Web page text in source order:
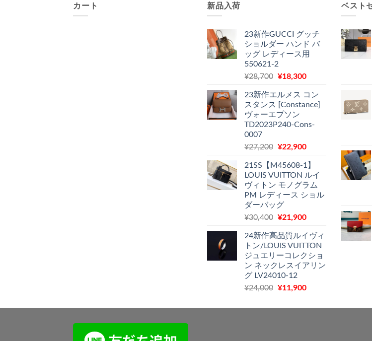
カート 新品入荷
23新作GUCCI グッチ
ショルダー ハンド バ
ッグ レディース用
550621-2
¥28,700 元
価
格
は
¥28,700
し
¥18,300現
の
価
は
で
す。
23新作エルメス コン
スタンス [Constance]
ヴォーエプソン
TD2023P240-Cons-
0007
¥27,200 元
価
格
は
¥27,200
で
し
た。
¥22,900現
の
価
格
は
で
す。
21SS【M45608-1】
LOUIS VUITTON ルイ
ヴィトン モノグラム
PM レディース ショル
ダーバッグ
¥30,400 元
価
格
¥30,400
で
し
¥21,900現
の
価
格
は
で
24新作高品質ルイヴィ
トン/LOUIS VUITTON
ジュエリーコレクショ
ン ネックレスイアリン
グ LV24010-12
¥24,000 元
価
¥11,900現
の
ベスト